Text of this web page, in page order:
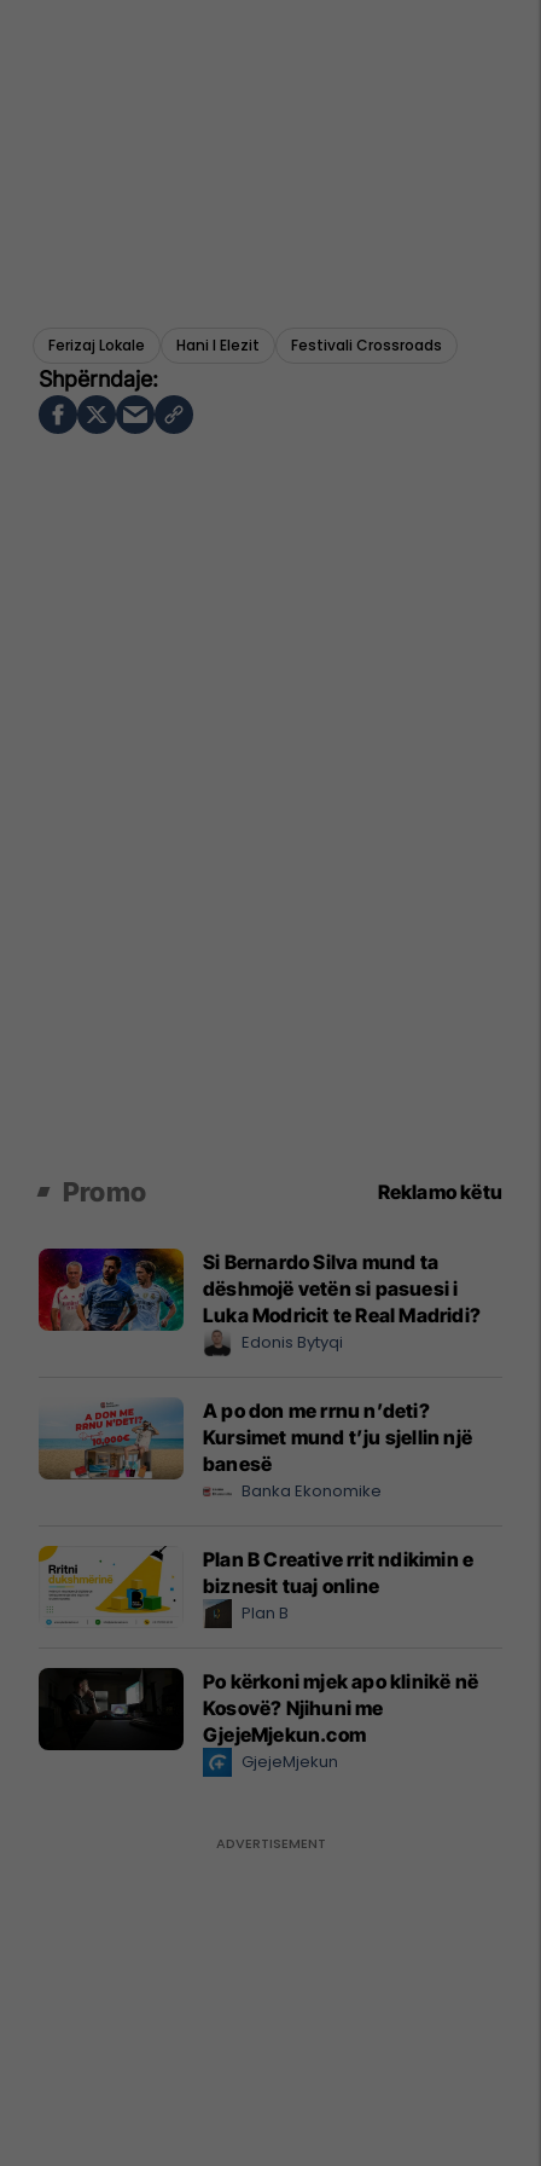
Ferizaj Lokale Hani I Elezit Festivali Crossroads
Promo Reklamo këtu
Si Bernardo Silva mund ta
dëshmojë vetën si pasuesi i
Luka Modricit te Real Madridi?
Edonis Bytyqi
A po don me rrnu n’deti?
Kursimet mund t’ju sjellin një
banesë
Banka Ekonomike
Plan B Creative rrit ndikimin e
biznesit tuaj online
Plan B
Po kërkoni mjek apo klinikë në
Kosovë? Njihuni me
GjejeMjekun.com
GjejeMjekun